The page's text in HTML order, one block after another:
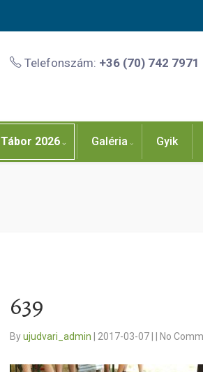
Telefonszám: +36 (70) 742 7971
Tábor 2026 Galéria Gyik
639
Byujudvari_admin 2017-03-07 No